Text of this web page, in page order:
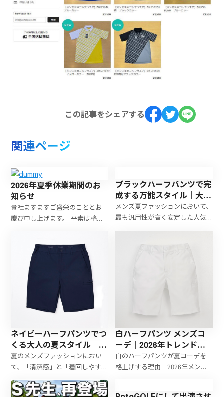
この記事をシェアする
関連ページ
2026年夏季休業期間のお
知らせ
貴社ますますご盛栄のこととお
慶び申し上げます。 平素は格別
がら、本年度の夏季休暇を以下
の日程で実施させていただきま
す。 大変ご迷惑
ブラックハーフパンツで完
成する万能スタイル｜大人
の夏を格上げする定番アイ
テム
メンズ夏ファッションにおいて、
最も汎用性が高く安定した人気
ネイビーハーフパンツでつ
くる大人の夏スタイル｜機
能性と上品さを両立した万
能アイテム
夏のメンズファッションにおい
て、「清潔感」と「着回しやす
て人気を集めているのがネイビ
白ハーフパンツ メンズコ
ーデ｜2026年トレンドと
失敗しない着こなし
白のハーフパンツが夏コーデを
格上げする理由｜2026年メンズ